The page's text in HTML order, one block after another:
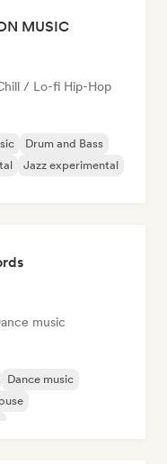
MUSIC
/ Lo-fi Hip-Hop
Drum and Bass
Jazz experimental
music
Dance music